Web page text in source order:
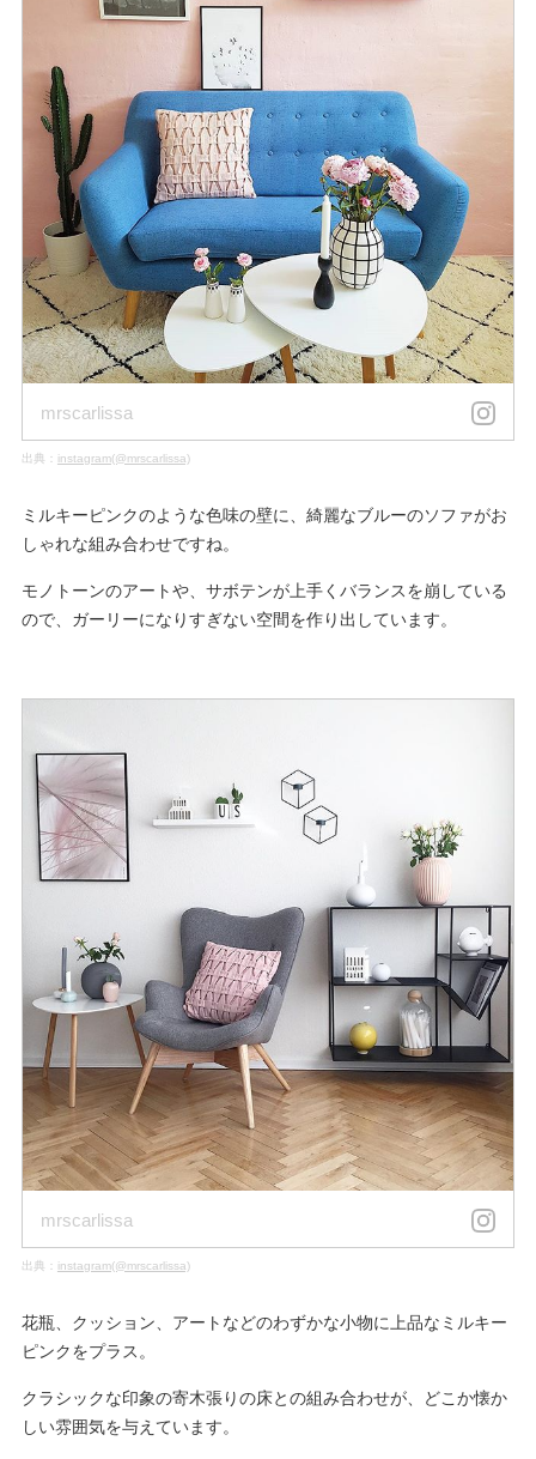
mrscarlissa
出典： instagram(@mrscarlissa)
ミルキーピンクのような色味の壁に、綺麗なブルーのソファがお
しゃれな組み合わせですね。
モノトーンのアートや、サボテンが上手くバランスを崩している
ので、ガーリーになりすぎない空間を作り出しています。
mrscarlissa
出典： instagram(@mrscarlissa)
花瓶、クッション、アートなどのわずかな小物に上品なミルキー
ピンクをプラス。
クラシックな印象の寄木張りの床との組み合わせが、どこか懐か
しい雰囲気を与えています。